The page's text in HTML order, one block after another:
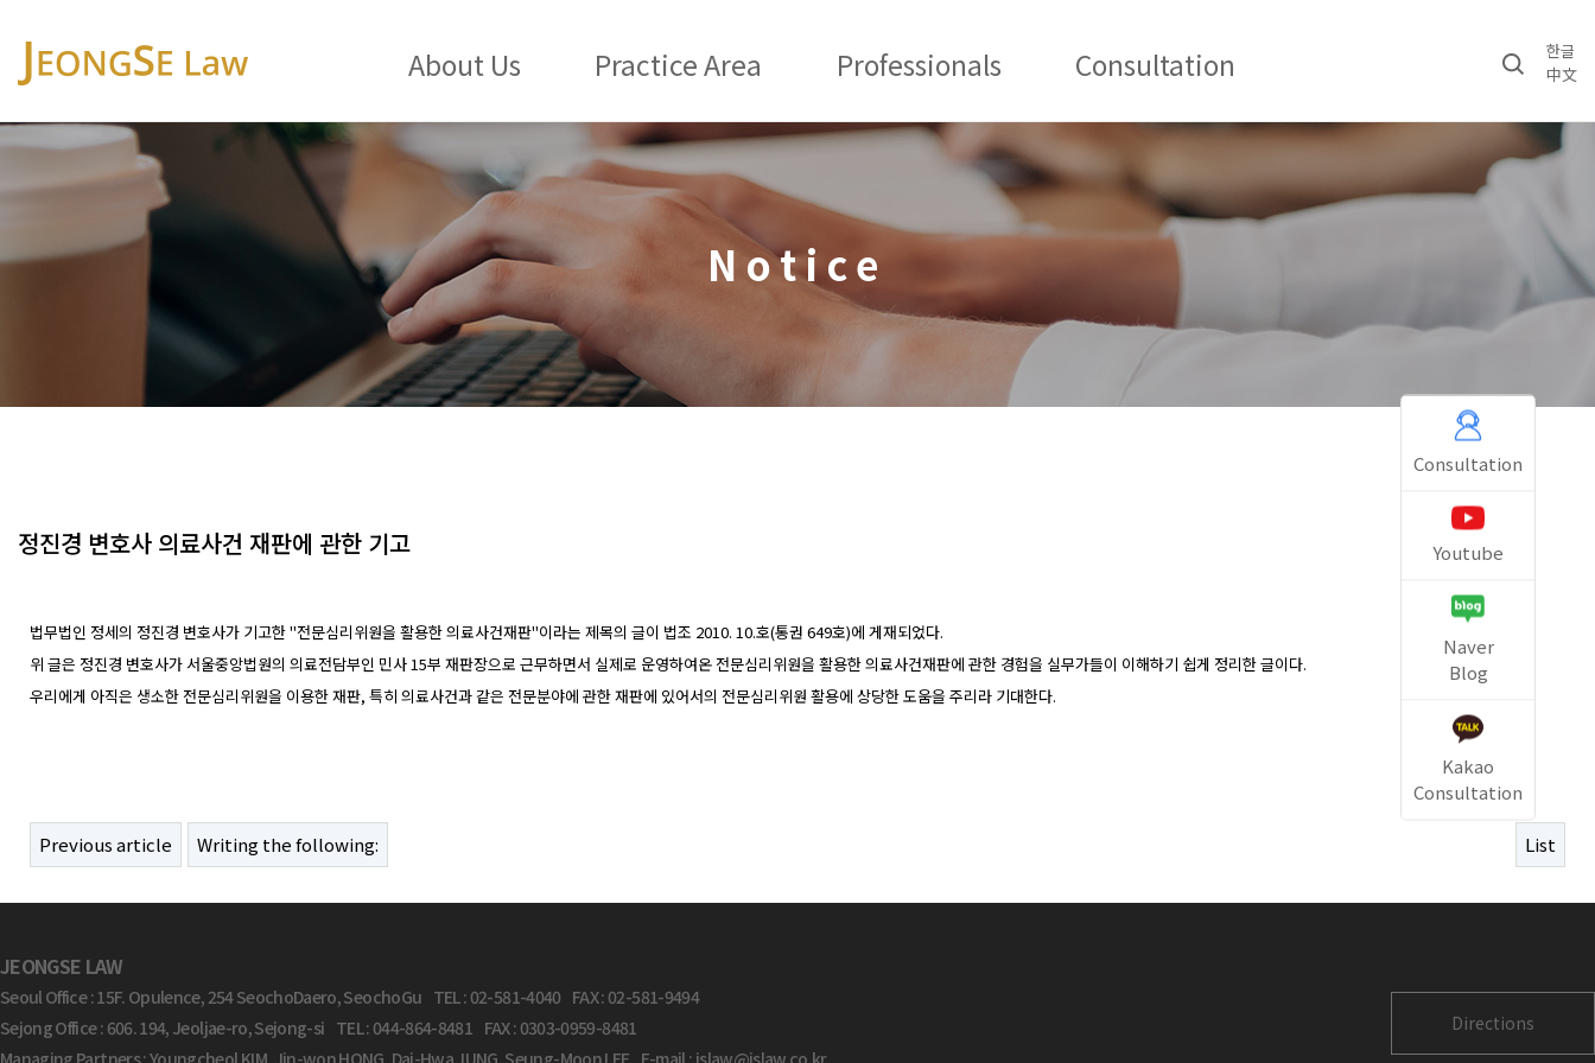
About Us Practice Area Professionals Consultation
한글
中文
Notice
정진경 변호사 의료사건 재판에 관한 기고
법무법인 정세의 정진경 변호사가 기고한 "전문심리위원을 활용한 의료사건재판"이라는 제목의 글이 법조 2010. 10.호(통권 649호)에 게재되었다.
위 글은 정진경 변호사가 서울중앙법원의 의료전담부인 민사 15부 재판장으로 근무하면서 실제로 운영하여온 전문심리위원을 활용한 의료사건재판에 관한 경험을 실무가들이 이해하기 쉽게 정리한 글이다.
우리에게 아직은 생소한 전문심리위원을 이용한 재판, 특히 의료사건과 같은 전문분야에 관한 재판에 있어서의 전문심리위원 활용에 상당한 도움을 주리라 기대한다.
Previous article Writing the following: List
Consultation
Youtube
Naver
Blog
Kakao
Consultation
JEONGSE LAW
Seoul Office : 15F. Opulence, 254 SeochoDaero, SeochoGu TEL : 02-581-4040 FAX : 02-581-9494
Sejong Office : 606. 194, Jeoljae-ro, Sejong-si TEL : 044-864-8481 FAX : 0303-0959-8481
Managing Partners : Youngcheol KIM, Jin-won HONG, Dai-Hwa JUNG, Seung-Moon LEE E-mail : jslaw@jslaw.co.kr
Directions